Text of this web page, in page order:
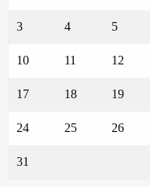
3 4 5
10 11 12
17 18 19
24 25 26
31